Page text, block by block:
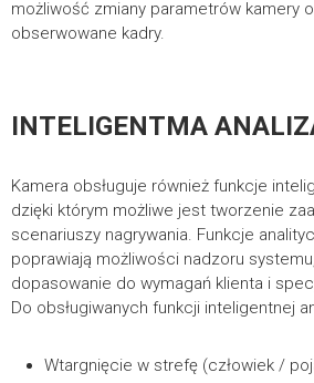
możliwość zmiany parametrów kamery
obserwowane kadry.
INTELIGENTMA
Kamera obsługuje również funkcje
dzięki którym możliwe jest tworzenie
scenariuszy nagrywania. Funkcje
poprawiają możliwości nadzoru
dopasowanie do wymagań klienta i
Do obsługiwanych funkcji inteligentnej
Wtargnięcie w strefę (człowiek /